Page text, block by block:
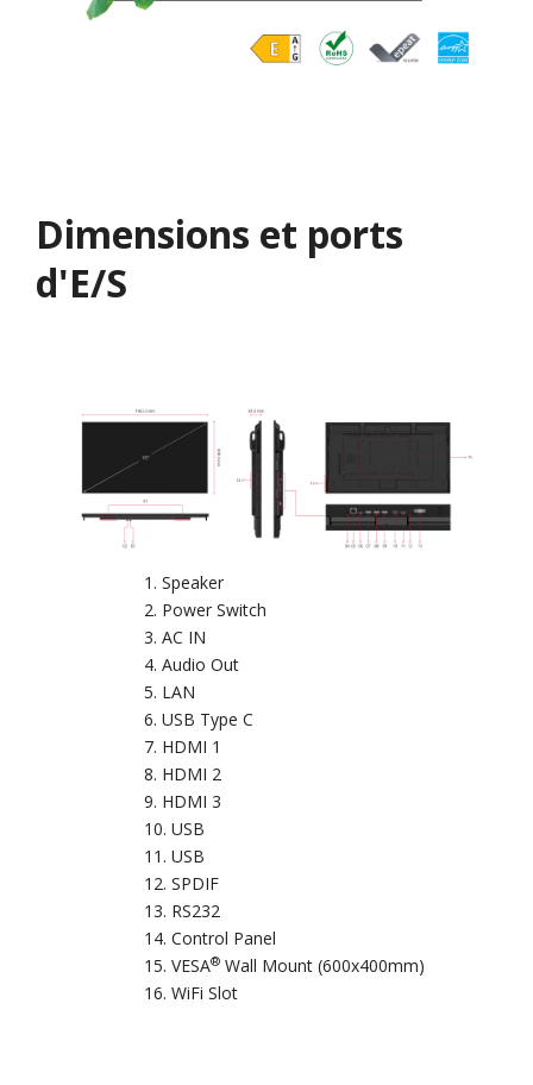
Dimensions et ports
d'E/S
Speaker
Power Switch
AC IN
Audio Out
LAN
USB Type C
HDMI 1
HDMI 2
HDMI 3
USB
USB
SPDIF
RS232
Control Panel
VESA® Wall Mount (600x400mm)
WiFi Slot